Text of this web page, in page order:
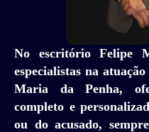
No escritório Felipe
especialistas na
Maria da Penha,
completo e
ou do acusado,